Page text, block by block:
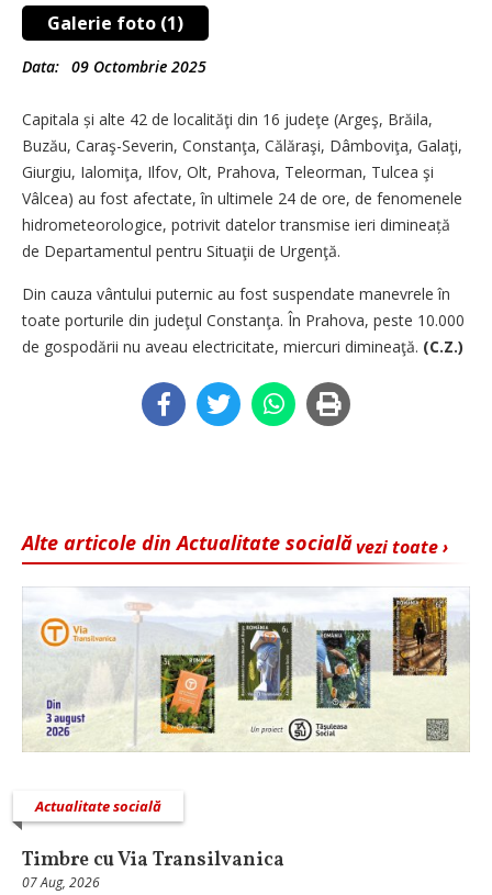
Galerie foto (1)
Data: 09 Octombrie 2025
Capitala și alte 42 de localităţi din 16 judeţe (Argeş, Brăila,
Buzău, Caraş-Severin, Constanţa, Călăraşi, Dâmboviţa, Galaţi,
Giurgiu, Ialomiţa, Ilfov, Olt, Prahova, Teleorman, Tulcea şi
Vâlcea) au fost afectate, în ultimele 24 de ore, de fenomenele
hidrometeorologice, potrivit datelor transmise ieri dimineață
de Departamentul pentru Situaţii de Urgenţă.
Din cauza vântului puternic au fost suspendate manevrele în
toate porturile din judeţul Constanţa. În Prahova, peste 10.000
de gospodării nu aveau electricitate, miercuri dimineaţă. (C.Z.)
vezi toate ›
Alte articole din Actualitate socială
Actualitate socială
Timbre cu Via Transilvanica
07 Aug, 2026